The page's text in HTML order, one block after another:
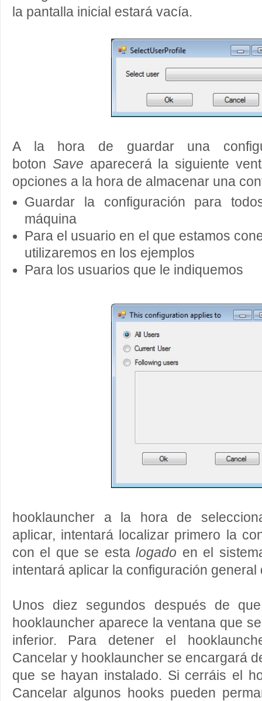
la pantalla inicial estará vacía.
A la hora de guardar una
boton Save aparecerá la siguiente
opciones a la hora de almacenar una
Guardar la configuración para
máquina
Para el usuario en el que estamos
utilizaremos en los ejemplos
Para los usuarios que le indiquemos
hooklauncher a la hora de
aplicar, intentará localizar primero la
con el que se estalogado en el
intentará aplicar la configuración
Unos diez segundos después de
hooklauncher aparece la ventana que
inferior. Para detener el
Cancelar y hooklauncher se encargará
que se hayan instalado. Si cerráis el
Cancelar algunos hooks pueden